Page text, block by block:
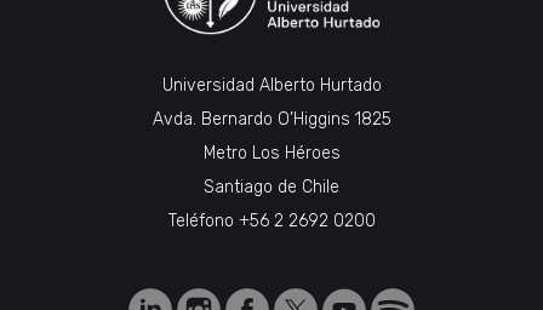
Universidad Alberto Hurtado
Avda. Bernardo O’Higgins 1825
Metro Los Héroes
Santiago de Chile
Teléfono +56 2 2692 0200